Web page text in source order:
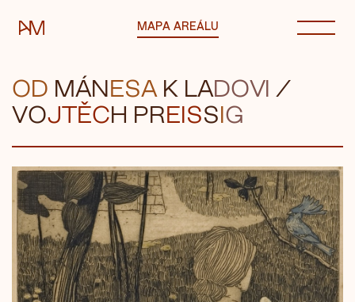
Automatické mlýny MAPA AREÁLU
OD MÁNESA K LADOVI /
VOJTĚCH PREISSIG